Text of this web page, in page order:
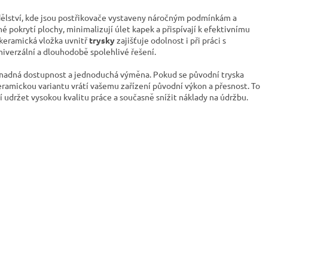
v
k
y
v
p
i
s
kde jsou postřikovače vystaveny náročným podmínkám a
pokrytí plochy, minimalizují úlet kapek a přispívají k efektivnímu
vložka uvnitřtryskyzajišťuje odolnost i při práci s
a dlouhodobě spolehlivé řešení.
dostupnost a jednoduchá výměna. Pokud se původní tryska
variantu vrátí vašemu zařízení původní výkon a přesnost. To
vysokou kvalitu práce a současně snížit náklady na údržbu.